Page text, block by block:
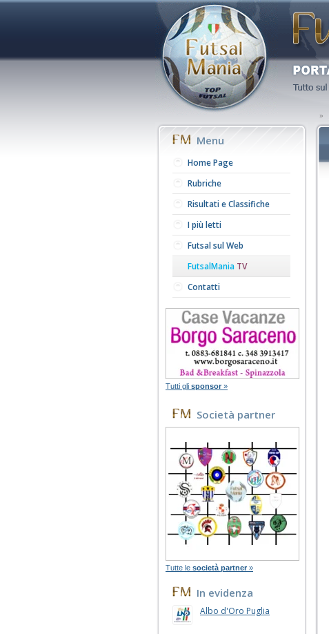
»
Menu
Home Page
Rubriche
Risultati e Classifiche
I più letti
Futsal sul Web
FutsalMania TV
Contatti
Tutti gli sponsor »
Società partner
Tutte le società partner »
In evidenza
Albo d'Oro Puglia